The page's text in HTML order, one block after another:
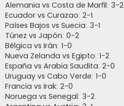
Alemania vs Costa de Marfil: 3-2
Ecuador vs Curazao: 2-1
Países Bajos vs Suecia: 3-1
Túnez vs Japón: 0-2
Bélgica vs Irán: 1-0
Nueva Zelanda vs Egipto: 1-2
España vs Arabia Saudita: 2-0
Uruguay vs Cabo Verde: 1-0
Francia vs Irak: 2-0
Noruega vs Senegal: 3-2